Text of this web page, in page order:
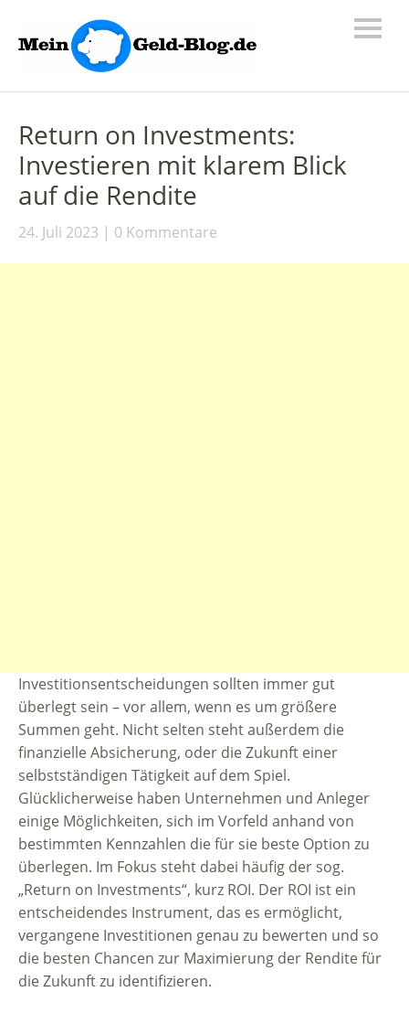
Return on Investments:
Investieren mit klarem Blick
auf die Rendite
24. Juli 2023 0 Kommentare
Investitionsentscheidungen sollten immer gut
überlegt sein – vor allem, wenn es um größere
Summen geht. Nicht selten steht außerdem die
finanzielle Absicherung, oder die Zukunft einer
selbstständigen Tätigkeit auf dem Spiel.
Glücklicherweise haben Unternehmen und Anleger
einige Möglichkeiten, sich im Vorfeld anhand von
bestimmten Kennzahlen die für sie beste Option zu
überlegen. Im Fokus steht dabei häufig der sog.
„Return on Investments“, kurz ROI. Der ROI ist ein
entscheidendes Instrument, das es ermöglicht,
vergangene Investitionen genau zu bewerten und so
die besten Chancen zur Maximierung der Rendite für
die Zukunft zu identifizieren.